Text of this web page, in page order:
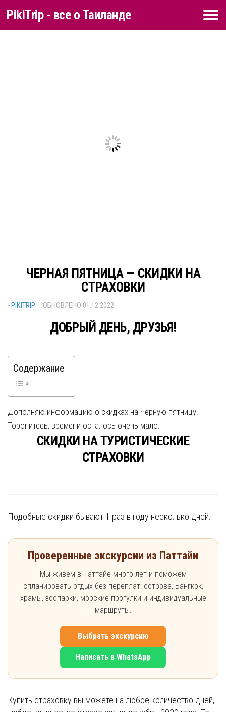
Перейти к содержимому
PikiTrip - все о Таиланде
ЧЕРНАЯ ПЯТНИЦА — СКИДКИ НА
СТРАХОВКИ
-PIKITRIP · · ОБНОВЛЕНО 01.12.2022
ДОБРЫЙ ДЕНЬ, ДРУЗЬЯ!
Содержание
Дополняю информацию о скидках на Черную пятницу.
Торопитесь, времени осталось очень мало.
СКИДКИ НА ТУРИСТИЧЕСКИЕ
СТРАХОВКИ
Подобные скидки бывают 1 раз в году несколько дней.
Проверенные экскурсии из Паттайи
Мы живём в Паттайе много лет и поможем
спланировать отдых без переплат: острова, Бангкок,
храмы, зоопарки, морские прогулки и индивидуальные
маршруты.
Выбрать экскурсию
Написать в WhatsApp
Купить страховку вы можете на любое количество дней,